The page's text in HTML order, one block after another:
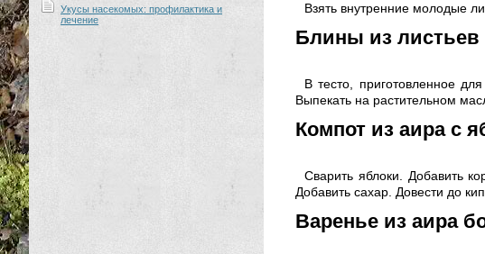
Укусы насекомых: профилактика и
лечение
Взять внутренние молодые
Блины из листьев
В тесто, приготовленное
Выпекать на растительном
Компот из аира с
Сварить яблоки. Добавить
Добавить сахар. Довести до
Варенье из аира